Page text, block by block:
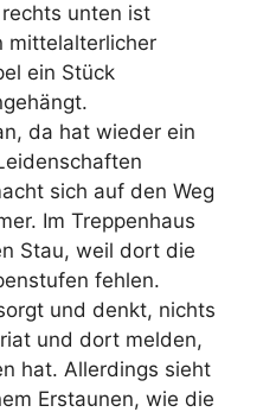
unten ist
mittelalterlicher
ein Stück
da hat wieder ein
sich auf den Weg
Im Treppenhaus
Stau, weil dort die
fehlen.
und denkt, nichts
und dort melden,
hat. Allerdings sieht
Erstaunen, wie die